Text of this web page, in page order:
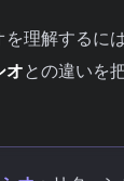
を理解するに
オとの違いを